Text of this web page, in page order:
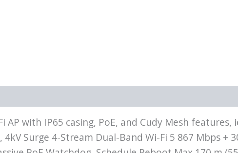
AP with IP65 casing, PoE, and Cudy Mesh
4kV Surge 4-Stream Dual-Band Wi-Fi 5 867 Mbps +